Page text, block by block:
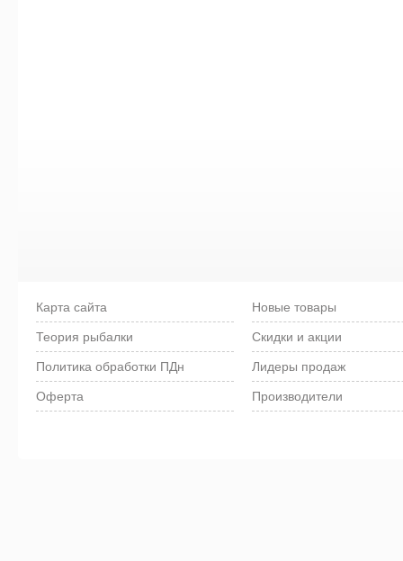
Карта сайта
Теория рыбалки
Политика обработки ПДн
Оферта
Новые товары
Скидки и акции
Лидеры продаж
Производители